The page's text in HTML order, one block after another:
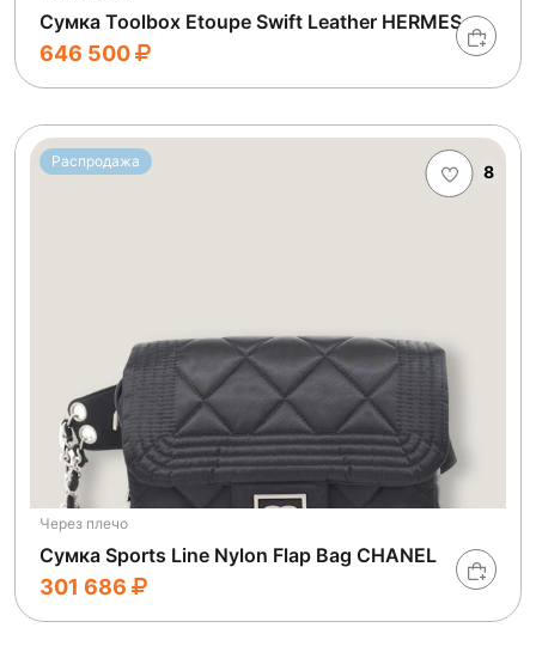
Сумка Toolbox Etoupe Swift Leather HERMES
646 500
8
Распродажа
Через плечо
Сумка Sports Line Nylon Flap Bag CHANEL
301 686